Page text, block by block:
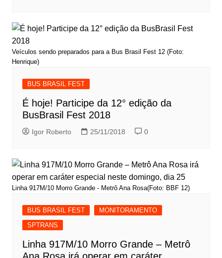
Veículos sendo preparados para a Bus Brasil Fest 12 (Foto:
Henrique)
BUS BRASIL FEST
É hoje! Participe da 12° edição da
BusBrasil Fest 2018
Igor Roberto 25/11/2018 0
Linha 917M/10 Morro Grande - Metrô Ana Rosa(Foto: BBF 12)
BUS BRASIL FEST
MONITORAMENTO
SPTRANS
Linha 917M/10 Morro Grande – Metrô
Ana Rosa irá operar em caráter